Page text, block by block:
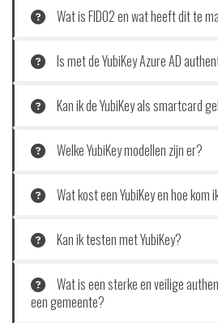
Wat is FIDO2 en wat heeft dit te
Is met de YubiKey Azure AD
Kan ik de YubiKey als smartcard
Welke YubiKey modellen zijn er?
Wat kost een YubiKey en hoe kom
Kan ik testen met YubiKey?
Wat is een sterke en veilige
een gemeente?